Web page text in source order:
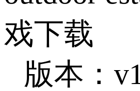
戏下载
版本：